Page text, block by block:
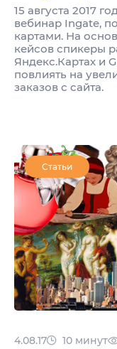
15 августа 2017
вебинар Ingate,
картами. На
кейсов спикеры
Яндекс.Картах и
повлиять на
заказов с сайта.
Статьи
4.08.17 10 минут